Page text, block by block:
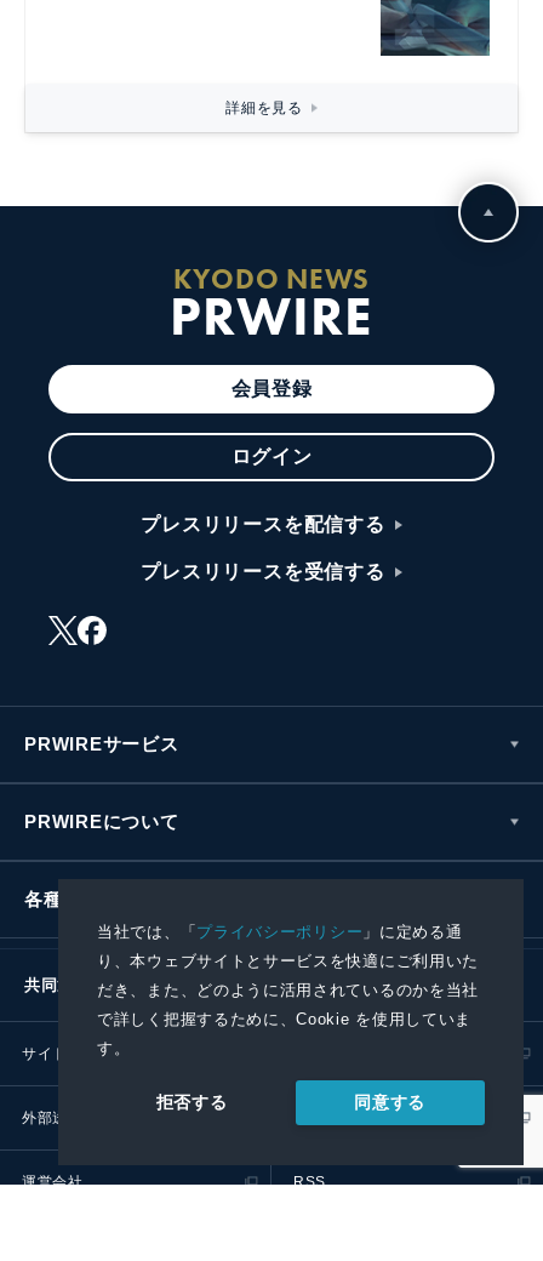
当社では、「プライバシーポリシー 」に定める通
り、本ウェブサイトとサービスを快適にご利用いた
だき、また、どのように活用されているのかを当社
で詳しく把握するために、Cookie を使用していま
す。
拒否する 同意する
詳細を見る
KYODO NEWS
PRWIRE
会員登録
ログイン
プレスリリースを配信する
プレスリリースを受信する
PRWIREサービス
PRWIREについて
各種お問い合わせ
共同通信社グループ
サイトポリシー
外部送信ポリシー
運営会社 RSS